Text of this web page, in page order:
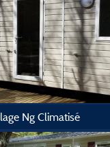
Ng Climatisé